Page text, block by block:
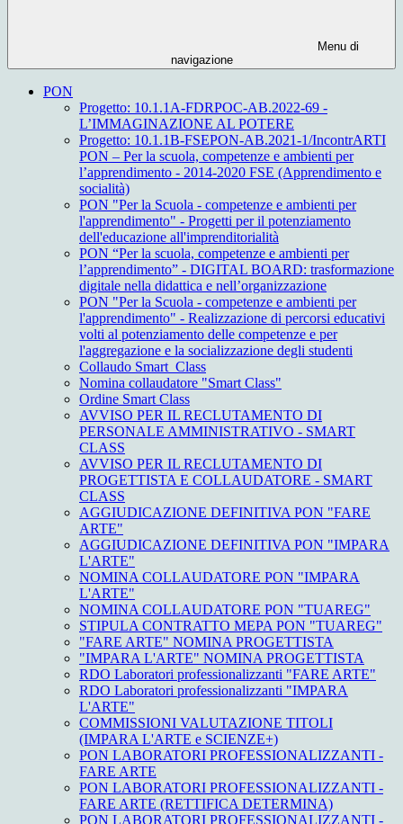
Menu di
navigazione
PON
Progetto: 10.1.1A-FDRPOC-AB.2022-69 -
L’IMMAGINAZIONE AL POTERE
Progetto: 10.1.1B-FSEPON-AB.2021-1/IncontrARTI
PON – Per la scuola, competenze e ambienti per
l’apprendimento - 2014-2020 FSE (Apprendimento e
socialità)
PON "Per la Scuola - competenze e ambienti per
l'apprendimento" - Progetti per il potenziamento
dell'educazione all'imprenditorialità
PON “Per la scuola, competenze e ambienti per
l’apprendimento” - DIGITAL BOARD: trasformazione
digitale nella didattica e nell’organizzazione
PON "Per la Scuola - competenze e ambienti per
l'apprendimento" - Realizzazione di percorsi educativi
volti al potenziamento delle competenze e per
l'aggregazione e la socializzazione degli studenti
Collaudo Smart_Class
Nomina collaudatore "Smart Class"
Ordine Smart Class
AVVISO PER IL RECLUTAMENTO DI
PERSONALE AMMINISTRATIVO - SMART
CLASS
AVVISO PER IL RECLUTAMENTO DI
PROGETTISTA E COLLAUDATORE - SMART
CLASS
AGGIUDICAZIONE DEFINITIVA PON "FARE
ARTE"
AGGIUDICAZIONE DEFINITIVA PON "IMPARA
L'ARTE"
NOMINA COLLAUDATORE PON "IMPARA
L'ARTE"
NOMINA COLLAUDATORE PON "TUAREG"
STIPULA CONTRATTO MEPA PON "TUAREG"
"FARE ARTE" NOMINA PROGETTISTA
"IMPARA L'ARTE" NOMINA PROGETTISTA
RDO Laboratori professionalizzanti "FARE ARTE"
RDO Laboratori professionalizzanti "IMPARA
L'ARTE"
COMMISSIONI VALUTAZIONE TITOLI
(IMPARA L'ARTE e SCIENZE+)
PON LABORATORI PROFESSIONALIZZANTI -
FARE ARTE
PON LABORATORI PROFESSIONALIZZANTI -
FARE ARTE (RETTIFICA DETERMINA)
PON LABORATORI PROFESSIONALIZZANTI -